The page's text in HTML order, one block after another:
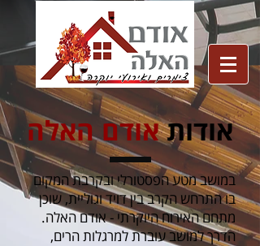
אודותאודם האלה
במושב מטע הפסטורלי ובקרבת המקום
בו התרחש הקרב בין דויד וגוליית, שוכן
מתחם האירוח היוקרתי - אודם האלה.
הדרך למושב עוברת למרגלות הרים,